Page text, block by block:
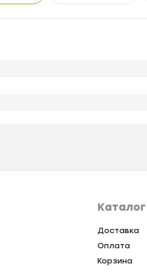
Каталог
Доставка
Оплата
Корзина